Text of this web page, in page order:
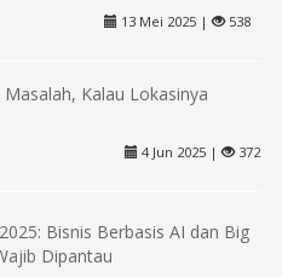
13 Mei 2025 | 538
Masalah, Kalau Lokasinya
4 Jun 2025 | 372
Bisnis Berbasis AI dan Big
Dipantau